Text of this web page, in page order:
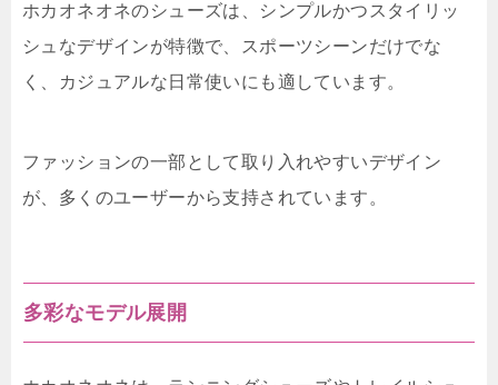
ホカオネオネのシューズは、シンプルかつスタイリッ
シュなデザインが特徴で、スポーツシーンだけでな
く、カジュアルな日常使いにも適しています。
ファッションの一部として取り入れやすいデザイン
が、多くのユーザーから支持されています。
多彩なモデル展開